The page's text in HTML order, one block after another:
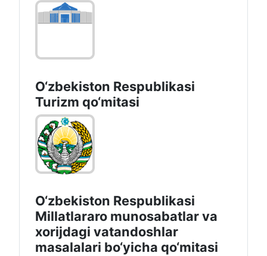
O‘zbekiston Respublikasi
Turizm qo‘mitasi
O‘zbekiston Respublikasi
Millatlararo munosabatlar va
xorijdagi vatandoshlar
masalalari bo‘yicha qo‘mitasi